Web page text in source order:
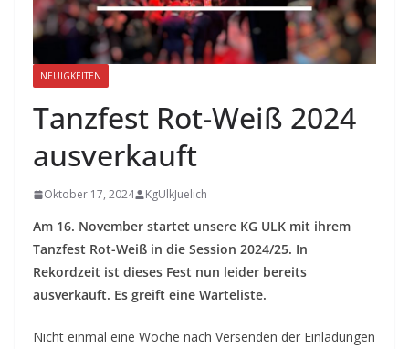
NEUIGKEITEN
Tanzfest Rot-Weiß 2024
ausverkauft
Oktober 17, 2024 KgUlkJuelich
Am 16. November startet unsere KG ULK mit ihrem
Tanzfest Rot-Weiß in die Session 2024/25. In
Rekordzeit ist dieses Fest nun leider bereits
ausverkauft. Es greift eine Warteliste.
Nicht einmal eine Woche nach Versenden der Einladungen